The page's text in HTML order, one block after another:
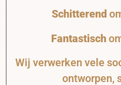
Schitterend
Fantastisch
Wij verwerken vele
ontworpen,